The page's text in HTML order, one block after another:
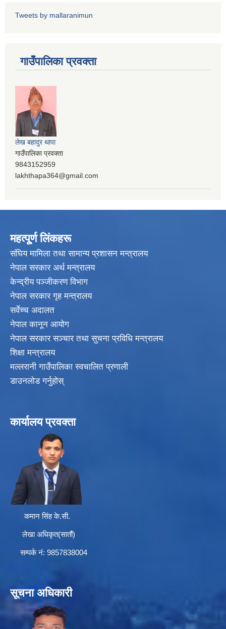
Tweets by mallaranimun
गाउँपालिका प्रवक्ता
लेख बहादुर थापा
गाउँपालिका प्रवक्ता
9843152959
lakhthapa364@gmail.com
महत्पू्र्ण लिंकहरू
संघिय मामिला तथा सामान्य प्रशासन मन्त्रालय
नेपाल सरकार अर्थ मन्त्रालय
केन्द्रीय पञ्जीकरण विभाग
नेपाल सरकार गृह मन्त्रालय
सर्वेच्च अदालत
नेपाल कानून आयोग
नेपाल सरकार सञ्चार तथा सुचना प्रविधि मन्त्रालय
शिक्षा मन्त्रालय
मल्लरानी गाउँपालिका स्वचालित प्रणाली
डाउनलोड गर्नुहोस्
कार्यालय प्रवक्ता
कमान सिंह के.सी.
लेखा अधिकृत(सातौं)
सम्पर्क न‌ं: 9857838004
सूचना अधिकारी